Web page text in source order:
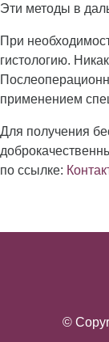
Эти методы в
При
гистологию.
применением
Для получения
по ссылке:
©